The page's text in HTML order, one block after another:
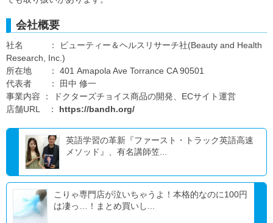
会社概要
社名 ： ビューティー＆ヘルスリサーチ社(Beauty and Health
Research, Inc.)
所在地 ： 401 Amapola Ave Torrance CA 90501
代表者 ： 田中 修一
事業内容 ： ドクターズチョイス商品の開発、ECサイト運営
店舗URL ： https://bandh.org/
英語学習の革新『ファースト・トラック英語高速
メソッド』、有名講師笠...
こりゃ専門店が泣いちゃうよ！本格的なのに100円
は凄っ…！まとめ買いし...